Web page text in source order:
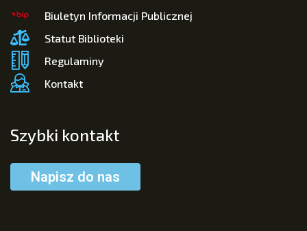
Biuletyn Informacji Publicznej
Statut Biblioteki
Regulaminy
Kontakt
Szybki kontakt
Napisz do nas